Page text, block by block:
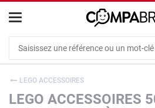
LEGO ACCESSOIRES
LEGO ACCESSOIRES
Cookies management panel